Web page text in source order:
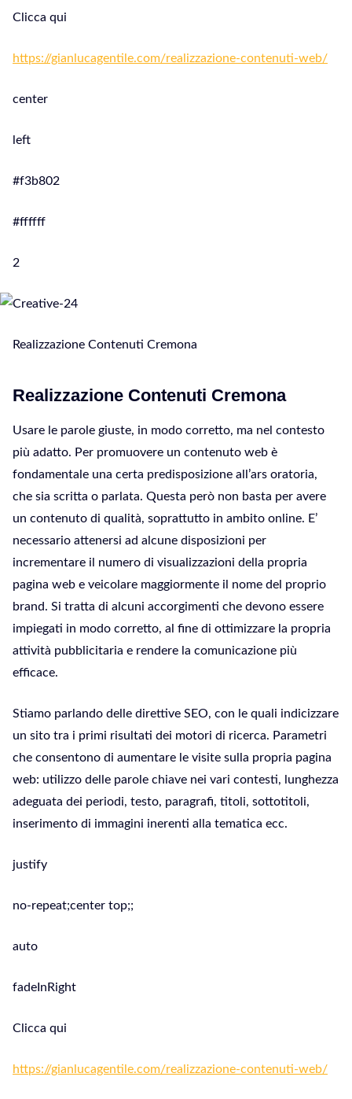
Clicca qui
https://gianlucagentile.com/realizzazione-contenuti-web/
center
left
#f3b802
#ffffff
2
Realizzazione Contenuti Cremona
Realizzazione Contenuti Cremona
Usare le parole giuste, in modo corretto, ma nel contesto
più adatto. Per promuovere un contenuto web è
fondamentale una certa predisposizione all’ars oratoria,
che sia scritta o parlata. Questa però non basta per avere
un contenuto di qualità, soprattutto in ambito online. E’
necessario attenersi ad alcune disposizioni per
incrementare il numero di visualizzazioni della propria
pagina web e veicolare maggiormente il nome del proprio
brand. Si tratta di alcuni accorgimenti che devono essere
impiegati in modo corretto, al fine di ottimizzare la propria
attività pubblicitaria e rendere la comunicazione più
efficace.
Stiamo parlando delle direttive SEO, con le quali indicizzare
un sito tra i primi risultati dei motori di ricerca. Parametri
che consentono di aumentare le visite sulla propria pagina
web: utilizzo delle parole chiave nei vari contesti, lunghezza
adeguata dei periodi, testo, paragrafi, titoli, sottotitoli,
inserimento di immagini inerenti alla tematica ecc.
justify
no-repeat;center top;;
auto
fadeInRight
Clicca qui
https://gianlucagentile.com/realizzazione-contenuti-web/